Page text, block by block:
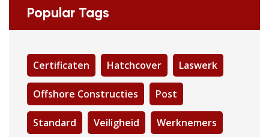
Popular Tags
Certificaten Hatchcover Laswerk
Offshore Constructies Post
Standard Veiligheid Werknemers